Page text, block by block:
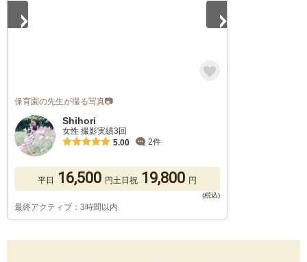
保育園の先生が撮る写真📷
Shihori
女性 撮影実績3回
5.00
2件
平日 16,500 円土日祝 19,800 円
最終アクティブ：3時間以内